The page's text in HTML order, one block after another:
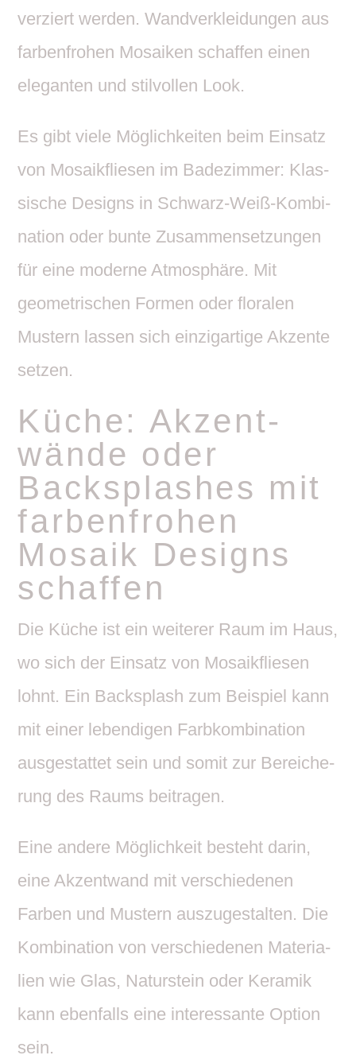
verziert werden. Wand­ver­klei­dungen aus
farben­frohen Mosaiken schaffen einen
eleganten und stil­vollen Look.
Es gibt viele Möglich­keiten beim Einsatz
von Mosa­ik­fliesen im Bade­zimmer: Klas­
si­sche Designs in Schwarz-Weiß-Kombi­
na­tion oder bunte Zusam­men­set­zungen
für eine moderne Atmo­sphäre. Mit
geome­tri­schen Formen oder floralen
Mustern lassen sich einzig­ar­tige Akzente
setzen.
Küche: Akzent­
wände oder
Backsplashes mit
farben­frohen
Mosaik Designs
schaffen
Die Küche ist ein weiterer Raum im Haus,
wo sich der Einsatz von Mosa­ik­fliesen
lohnt. Ein Backsplash zum Beispiel kann
mit einer leben­digen Farb­kom­bi­na­tion
ausge­stattet sein und somit zur Berei­che­
rung des Raums beitragen.
Eine andere Möglich­keit besteht darin,
eine Akzent­wand mit verschie­denen
Farben und Mustern auszu­ge­stalten. Die
Kombi­na­tion von verschie­denen Mate­ria­
lien wie Glas, Natur­stein oder Keramik
kann eben­falls eine inter­es­sante Option
sein.